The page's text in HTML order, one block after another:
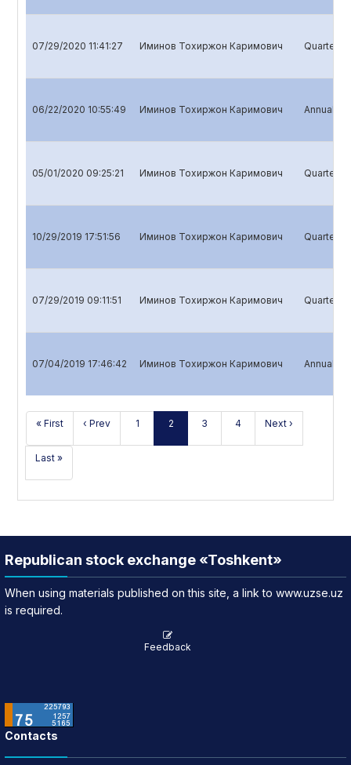
07/29/2020 11:41:27 Иминов Тохиржон Каримович Quarterly
06/22/2020 10:55:49 Иминов Тохиржон Каримович Annual
05/01/2020 09:25:21 Иминов Тохиржон Каримович Quarterly
10/29/2019 17:51:56 Иминов Тохиржон Каримович Quarterly
07/29/2019 09:11:51 Иминов Тохиржон Каримович Quarterly
07/04/2019 17:46:42 Иминов Тохиржон Каримович Annual
« First ‹ Prev 1 2 3 4 Next ›
Last »
Republican stock exchange «Toshkent»
When using materials published on this site, a link to www.uzse.uz
is required.
Feedback
Contacts